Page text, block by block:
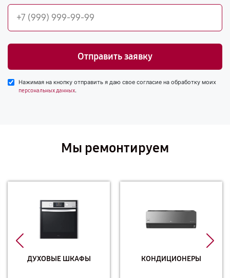
Отправить заявку
Нажимая на кнопку отправить я даю свое согласие на обработку моих
персональных данных.
Мы ремонтируем
ДУХОВЫЕ ШКАФЫ КОНДИЦИОНЕРЫ